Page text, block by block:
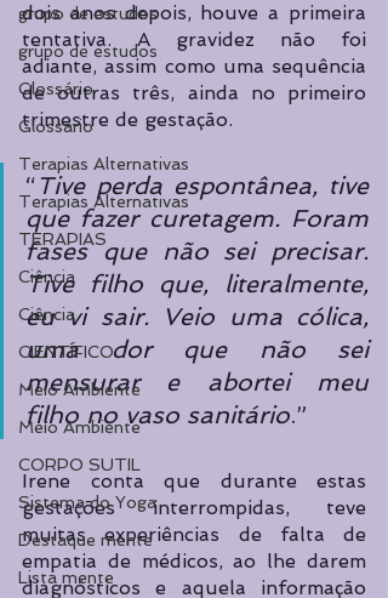
grupo de estudos
grupo de estudos
Glossário
Glossário
Terapias Alternativas
Terapias Alternativas
TERAPIAS
Ciência
Ciência
CIENTÍFICO
Meio Ambiente
Meio Ambiente
CORPO SUTIL
Sistema do Yoga
Destaque mente
Lista mente
dois anos depois, houve a primeira
tentativa. A gravidez não foi
adiante, assim como uma sequência
de outras três, ainda no primeiro
trimestre de gestação.
“Tive perda espontânea, tive
que fazer curetagem. Foram
fases que não sei precisar.
Tive filho que, literalmente,
eu vi sair. Veio uma cólica,
uma dor que não sei
mensurar e abortei meu
filho no vaso sanitário.”
Irene conta que durante estas
gestações interrompidas, teve
muitas experiências de falta de
empatia de médicos, ao lhe darem
diagnósticos e aquela informação